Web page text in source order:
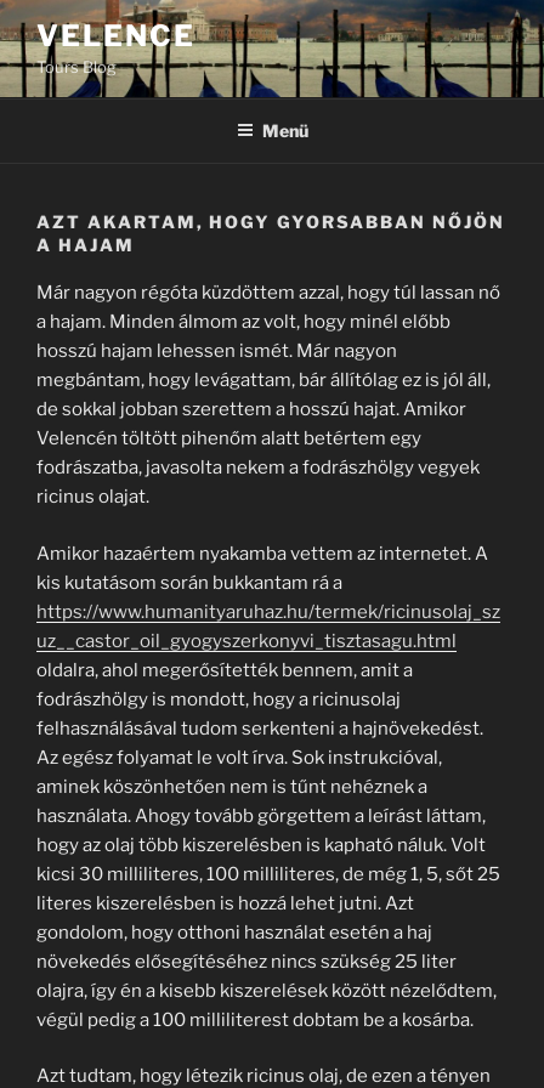
Tartalomhoz
VELENCE
Tours Blog
Menü
AZT AKARTAM, HOGY GYORSABBAN NŐJÖN
A HAJAM
Már nagyon régóta küzdöttem azzal, hogy túl lassan nő
a hajam. Minden álmom az volt, hogy minél előbb
hosszú hajam lehessen ismét. Már nagyon
megbántam, hogy levágattam, bár állítólag ez is jól áll,
de sokkal jobban szerettem a hosszú hajat. Amikor
Velencén töltött pihenőm alatt betértem egy
fodrászatba, javasolta nekem a fodrászhölgy vegyek
ricinus olajat.
Amikor hazaértem nyakamba vettem az internetet. A
kis kutatásom során bukkantam rá a
https://www.humanityaruhaz.hu/termek/ricinusolaj_sz
uz__castor_oil_gyogyszerkonyvi_tisztasagu.html
oldalra, ahol megerősítették bennem, amit a
fodrászhölgy is mondott, hogy a ricinusolaj
felhasználásával tudom serkenteni a hajnövekedést.
Az egész folyamat le volt írva. Sok instrukcióval,
aminek köszönhetően nem is tűnt nehéznek a
használata. Ahogy tovább görgettem a leírást láttam,
hogy az olaj több kiszerelésben is kapható náluk. Volt
kicsi 30 milliliteres, 100 milliliteres, de még 1, 5, sőt 25
literes kiszerelésben is hozzá lehet jutni. Azt
gondolom, hogy otthoni használat esetén a haj
növekedés elősegítéséhez nincs szükség 25 liter
olajra, így én a kisebb kiszerelések között nézelődtem,
végül pedig a 100 milliliterest dobtam be a kosárba.
Azt tudtam, hogy létezik ricinus olaj, de ezen a tényen